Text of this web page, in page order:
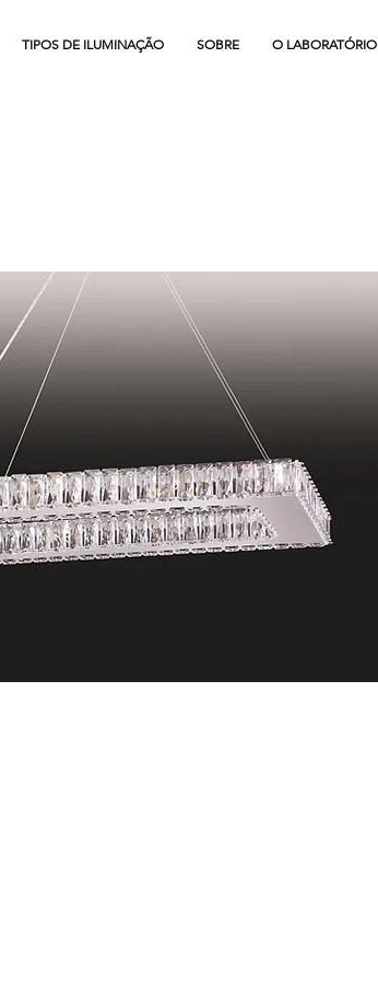
TIPOS DE ILUMINAÇÃO SOBRE O LABORATÓRIO